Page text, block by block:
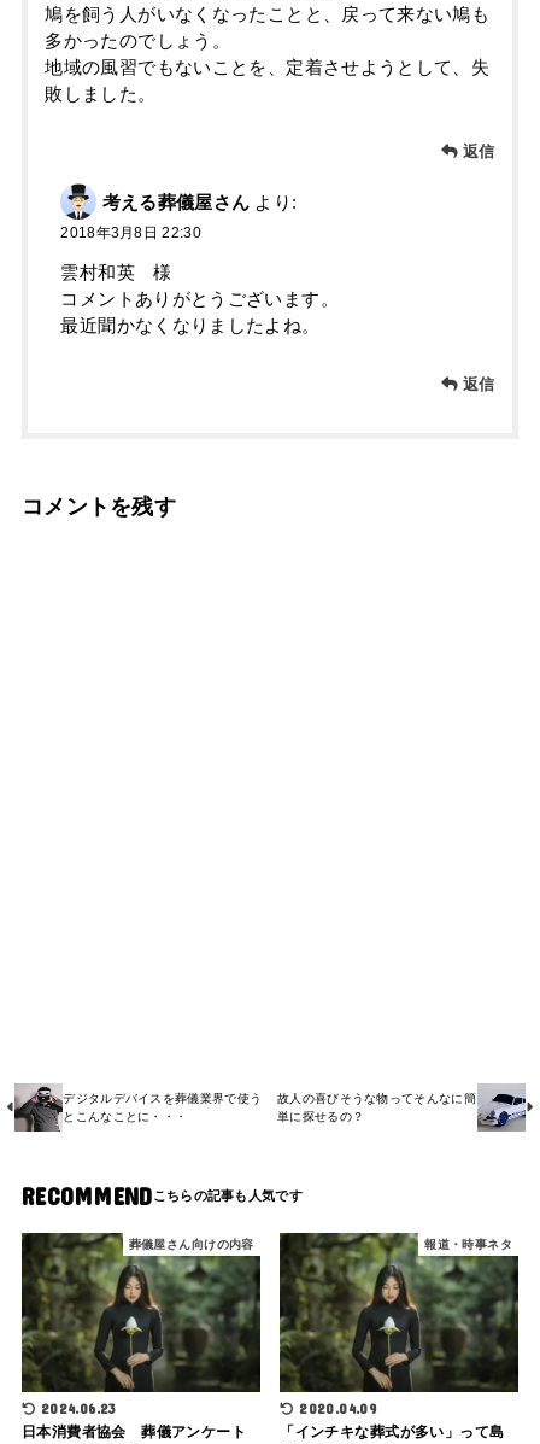
鳩を飼う人がいなくなったことと、戻って来ない鳩も
多かったのでしょう。
地域の風習でもないことを、定着させようとして、失
敗しました。
返信
考える葬儀屋さん より:
2018年3月8日 22:30
雲村和英 様
コメントありがとうございます。
最近聞かなくなりましたよね。
返信
コメントを残す
デジタルデバイスを葬儀業界で使う
とこんなことに・・・
故人の喜びそうな物ってそんなに簡
単に探せるの？
RECOMMEND
葬儀屋さん向けの内容
2024.06.23
日本消費者協会 葬儀アンケート
報道・時事ネタ
2020.04.09
「インチキな葬式が多い」って島